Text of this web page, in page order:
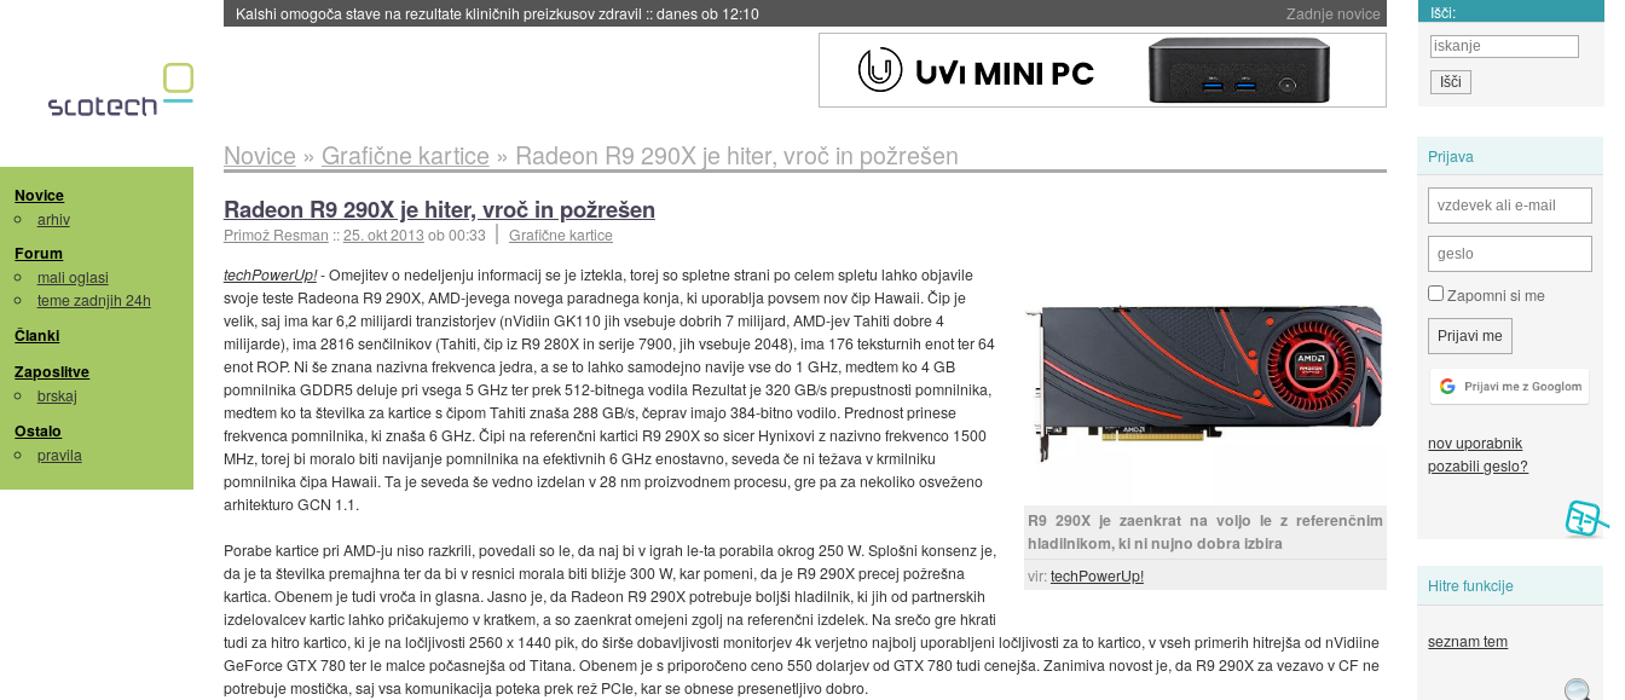
Zadnje novice
Sandisk že prodal več kot polovico SSD-jev za naslednji dve leti::danes ob 11:37 Išči:
Novice
arhiv
Forum
mali oglasi
teme zadnjih 24h
Članki
Zaposlitve
brskaj
Ostalo
pravila
Prijava
Zapomni si me
nov uporabnik
pozabili geslo?
Hitre funkcije
seznam tem
Novice » Grafične kartice » Radeon R9 290X je hiter, vroč in požrešen
Radeon R9 290X je hiter, vroč in požrešen
Primož Resman ::25. okt 2013 ob 00:33 Grafične kartice
R9 290X je zaenkrat na voljo le z referenčnim
hladilnikom, ki ni nujno dobra izbira
vir:techPowerUp!
techPowerUp!- Omejitev o nedeljenju informacij se je iztekla, torej so spletne strani po celem spletu lahko objavile
svoje teste Radeona R9 290X, AMD-jevega novega paradnega konja, ki uporablja povsem nov čip Hawaii. Čip je
velik, saj ima kar 6,2 milijardi tranzistorjev (nVidiin GK110 jih vsebuje dobrih 7 milijard, AMD-jev Tahiti dobre 4
milijarde), ima 2816 senčilnikov (Tahiti, čip iz R9 280X in serije 7900, jih vsebuje 2048), ima 176 teksturnih enot ter 64
enot ROP. Ni še znana nazivna frekvenca jedra, a se to lahko samodejno navije vse do 1 GHz, medtem ko 4 GB
pomnilnika GDDR5 deluje pri vsega 5 GHz ter prek 512-bitnega vodila Rezultat je 320 GB/s prepustnosti pomnilnika,
medtem ko ta številka za kartice s čipom Tahiti znaša 288 GB/s, čeprav imajo 384-bitno vodilo. Prednost prinese
frekvenca pomnilnika, ki znaša 6 GHz. Čipi na referenčni kartici R9 290X so sicer Hynixovi z nazivno frekvenco 1500
MHz, torej bi moralo biti navijanje pomnilnika na efektivnih 6 GHz enostavno, seveda če ni težava v krmilniku
pomnilnika čipa Hawaii. Ta je seveda še vedno izdelan v 28 nm proizvodnem procesu, gre pa za nekoliko osveženo
arhitekturo GCN 1.1.
Porabe kartice pri AMD-ju niso razkrili, povedali so le, da naj bi v igrah le-ta porabila okrog 250 W. Splošni konsenz je,
da je ta številka premajhna ter da bi v resnici morala biti bližje 300 W, kar pomeni, da je R9 290X precej požrešna
kartica. Obenem je tudi vroča in glasna. Jasno je, da Radeon R9 290X potrebuje boljši hladilnik, ki jih od partnerskih
izdelovalcev kartic lahko pričakujemo v kratkem, a so zaenkrat omejeni zgolj na referenčni izdelek. Na srečo gre hkrati
tudi za hitro kartico, ki je na ločljivosti 2560 x 1440 pik, do širše dobavljivosti monitorjev 4k verjetno najbolj uporabljeni ločljivosti za to kartico, v vseh primerih hitrejša od nVidiine
GeForce GTX 780 ter le malce počasnejša od Titana. Obenem je s priporočeno ceno 550 dolarjev od GTX 780 tudi cenejša. Zanimiva novost je, da R9 290X za vezavo v CF ne
potrebuje mostička, saj vsa komunikacija poteka prek rež PCIe, kar se obnese presenetljivo dobro.